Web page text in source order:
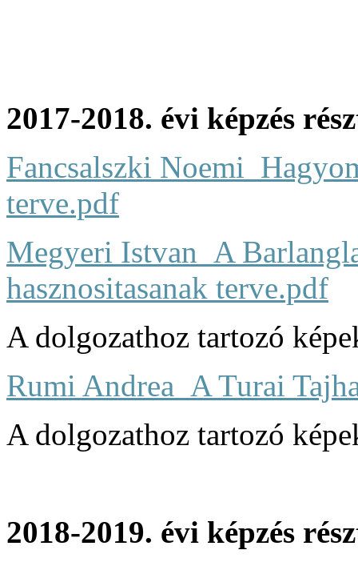
2017-2018. évi képzés
Fancsalszki
terve.pdf
Megyeri Istvan_A
hasznositasanak terve.pdf
A dolgozathoz tartozó
Rumi Andrea_A Turai
A dolgozathoz tartozó
2018-2019. évi képzés